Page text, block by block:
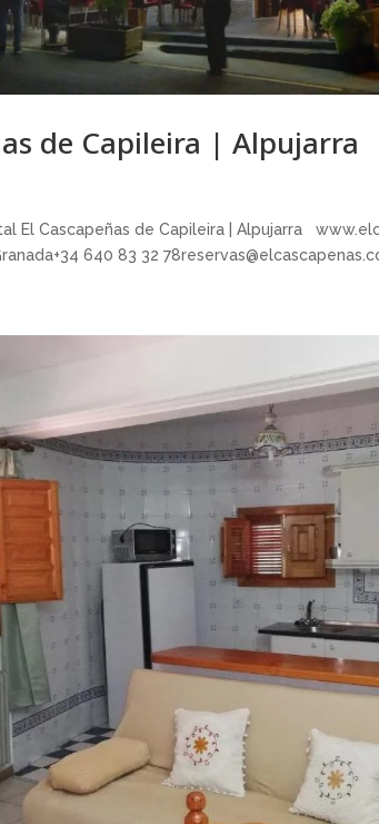
de Capileira | Alpujarra
El Cascapeñas de Capileira | Alpujarra
640 83 32